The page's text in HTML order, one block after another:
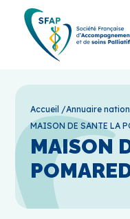
Accueil /Annuaire
MAISON DE SANTE LA
MAISON